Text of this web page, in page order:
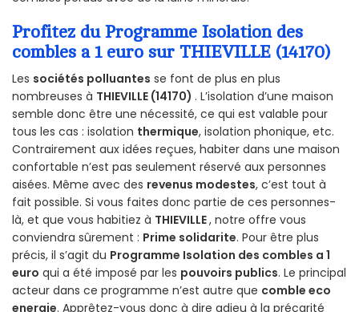
Profitez du Programme Isolation des
combles a 1 euro sur THIEVILLE (14170)
Les sociétés polluantes se font de plus en plus
nombreuses à THIEVILLE (14170) . L’isolation d’une maison
semble donc être une nécessité, ce qui est valable pour
tous les cas : isolation thermique, isolation phonique, etc.
Contrairement aux idées reçues, habiter dans une maison
confortable n’est pas seulement réservé aux personnes
aisées. Même avec des revenus modestes, c’est tout à
fait possible. Si vous faites donc partie de ces personnes-
là, et que vous habitiez à THIEVILLE, notre offre vous
conviendra sûrement : Prime solidarite. Pour être plus
précis, il s’agit du Programme Isolation des combles a 1
euro qui a été imposé par les pouvoirs publics. Le principal
acteur dans ce programme n’est autre que comble eco
energie. Apprêtez-vous donc à dire adieu à la précarité